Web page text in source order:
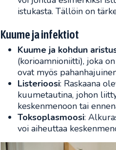
istukasta. Tällöin on
Kuume ja infektiot
Kuume ja kohdun
(korioamnioniitti), joka
ovat myös
Listerioosi: Raskaana
kuumetautina, johon
keskenmenoon tai
Toksoplasmoosi:
voi aiheuttaa